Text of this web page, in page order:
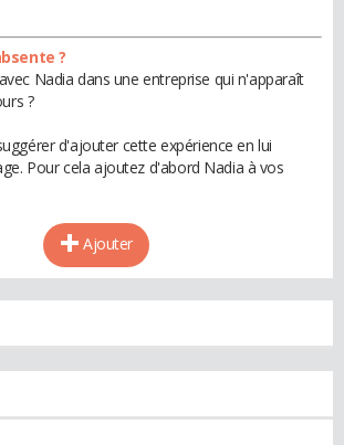
?
Nadia dans une entreprise qui n'apparaît
?
d'ajouter cette expérience en lui
Pour cela ajoutez d'abord Nadia à vos
Ajouter